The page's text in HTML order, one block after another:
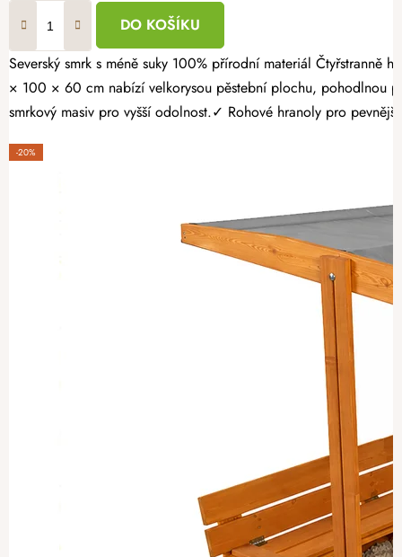
DO KOŠÍKU
Severský smrk s méně suky 100% přírodní materiál Čtyřstranně hoblovaný masiv Proměňte svou zahradu v místo plné čerstvé zeleniny, voňavých bylinek a sladkých jahod. Opálený dřevěný vyvýšený záhon 160
× 100 × 60 cm nabízí velkorysou pěstební plochu, pohodlnou
smrkový masiv pro vyšší odolnost.✓ Rohové hranoly pro
-20%